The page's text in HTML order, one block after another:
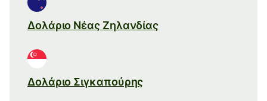
Δολάριο Νέας Ζηλανδίας
Δολάριο Σιγκαπούρης